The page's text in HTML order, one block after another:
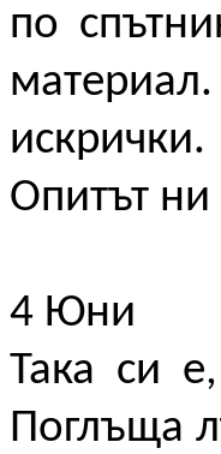
по
Опитът
4 Юни
Така си
Поглъща